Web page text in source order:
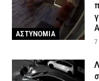
ΑΣΤΥΝΟΜΙΑ
7